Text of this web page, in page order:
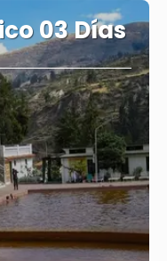
03 Días